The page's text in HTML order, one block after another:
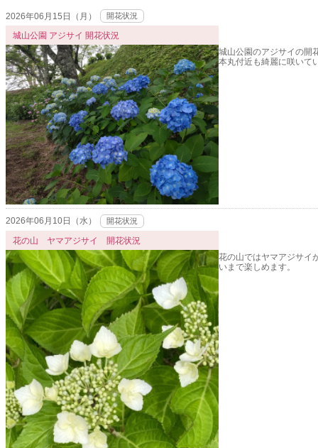
2026年06月15日（月） 開花状況
城山公園 アジサイ 開花状況
城山公園のアジサイの開
本丸付近も綺麗に咲いて
2026年06月10日（水） 開花状況
花の山 ヤマアジサイ 開花状況
花の山ではヤマアジサイ
いまで楽しめます。